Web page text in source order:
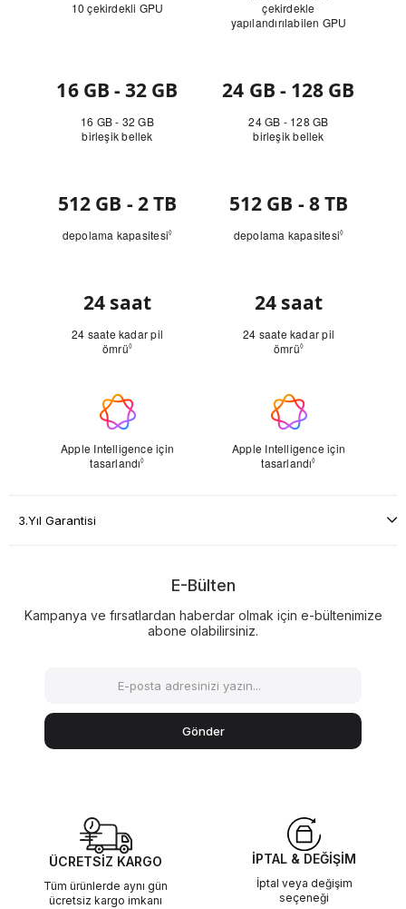
3.Yıl Garantisi
E-Bülten
Kampanya ve fırsatlardan haberdar olmak için e-bültenimize
abone olabilirsiniz.
Gönder
ÜCRETSİZ KARGO
Tüm ürünlerde aynı gün
ücretsiz kargo imkanı
İPTAL & DEĞİŞİM
İptal veya değişim
seçeneği